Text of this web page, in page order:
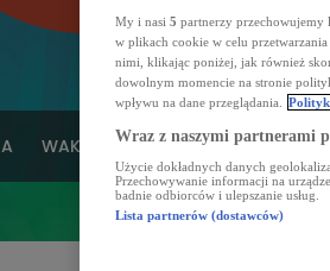
WAKACJE MARZEŃ KONCERTY
My i nasi 5 partnerzy
w plikach cookie w celu
nimi, klikając poniżej, jak również
dowolnym momencie na stronie
wpływu na dane przeglądania.
Wraz z naszymi partnerami
Użycie dokładnych danych
Przechowywanie informacji na
badnie odbiorców i ulepszanie usług.
Lista partnerów (dostawców)